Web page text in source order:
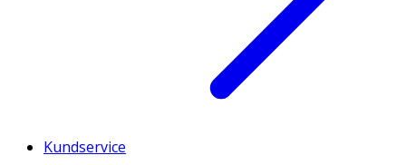
Kundservice